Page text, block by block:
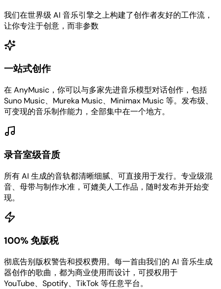
我们在世界级 AI 音乐引擎之上构建了创作者友好的工作流，
让你专注于创意，而非参数
一站式创作
在 AnyMusic，你可以与多家先进音乐模型对话创作，包括
Suno Music、Mureka Music、Minimax Music 等。发布级、
可变现的音乐制作能力，全部集中在一个地方。
录音室级音质
所有 AI 生成的音轨都清晰细腻、可直接用于发行。专业级混
音、母带与制作水准，可媲美人工作品，随时发布并开始变
现。
100% 免版税
彻底告别版权警告和授权费用。每一首由我们的 AI 音乐生成
器创作的歌曲，都为商业使用而设计，可授权用于
YouTube、Spotify、TikTok 等任意平台。